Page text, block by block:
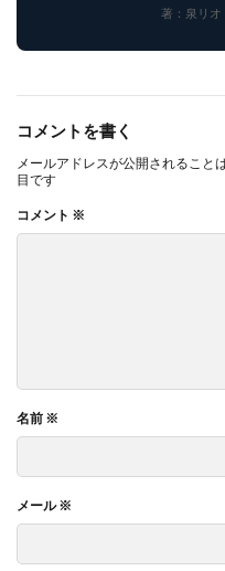
著：泉リオ
コメントを書く
メールアドレスが公開されること
目です
コメント ※
名前 ※
メール※